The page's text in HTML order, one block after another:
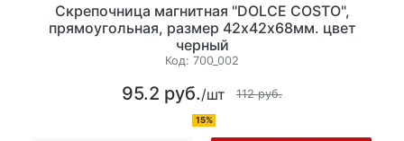
Скрепочница магнитная "DOLCE COSTO",
прямоугольная, размер 42х42х68мм. цвет
черный
Код: 700_002
95.2 руб./шт 112 руб.
15%